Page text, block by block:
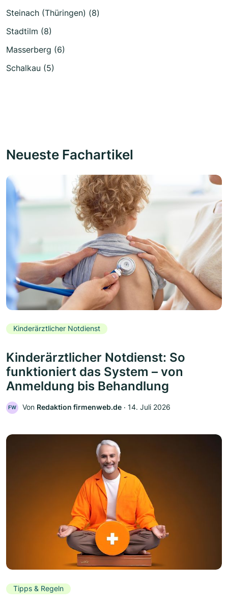
Steinach (Thüringen) (8)
Stadtilm (8)
Masserberg (6)
Schalkau (5)
Neueste Fachartikel
Kinderärztlicher Notdienst
Kinderärztlicher Notdienst: So
funktioniert das System – von
Anmeldung bis Behandlung
FW Von Redaktion firmenweb.de ‧ 14. Juli 2026
Tipps & Regeln